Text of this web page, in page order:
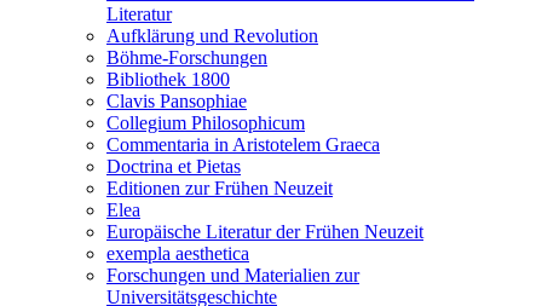
Literatur
Aufklärung und Revolution
Böhme-Forschungen
Bibliothek 1800
Clavis Pansophiae
Collegium Philosophicum
Commentaria in Aristotelem Graeca
Doctrina et Pietas
Editionen zur Frühen Neuzeit
Elea
Europäische Literatur der Frühen Neuzeit
exempla aesthetica
Forschungen und Materialien zur
Universitätsgeschichte